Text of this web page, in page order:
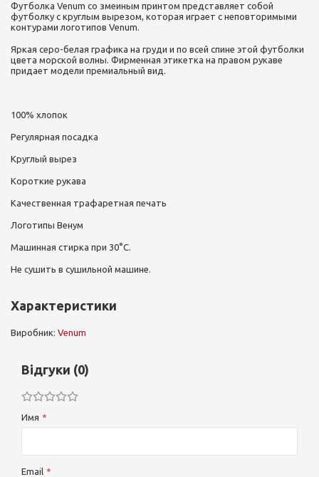
Футболка Venum со змеиным принтом представляет собой
футболку с круглым вырезом, которая играет с неповторимыми
контурами логотипов Venum.
Яркая серо-белая графика на груди и по всей спине этой футболки
цвета морской волны. Фирменная этикетка на правом рукаве
придает модели премиальный вид.
100% хлопок
Регулярная посадка
Круглый вырез
Короткие рукава
Качественная трафаретная печать
Логотипы Венум
Машинная стирка при 30°C.
Не сушить в сушильной машине.
Характеристики
Виробник: Venum
Відгуки (0)
Имя
Email